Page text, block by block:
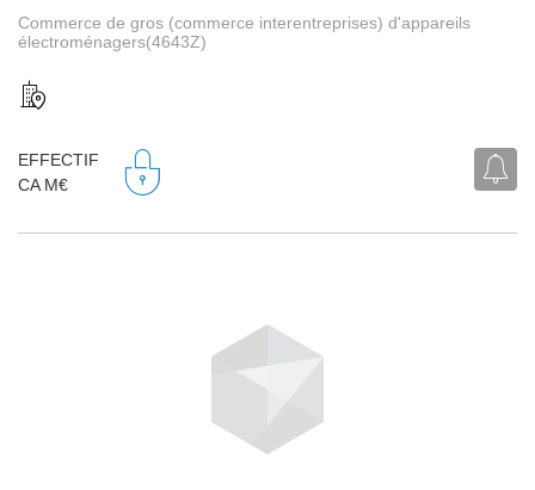
Commerce de gros (commerce interentreprises) d'appareils
électroménagers(4643Z)
EFFECTIF
CA M€